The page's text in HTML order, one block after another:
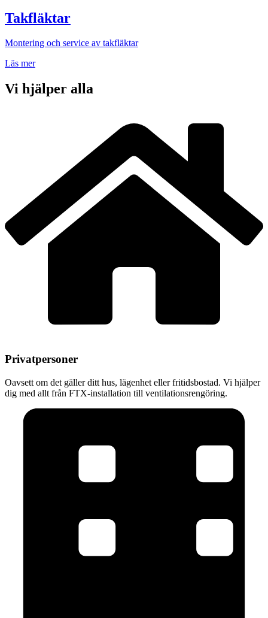
Takfläktar
Montering och service av takfläktar
Läs mer
Vi hjälper alla
Privatpersoner
Oavsett om det gäller ditt hus, lägenhet eller fritidsbostad. Vi hjälper
dig med allt från FTX-installation till ventilationsrengöring.